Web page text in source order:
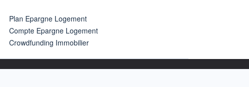
Plan Epargne Logement
Compte Epargne Logement
Crowdfunding Immobilier